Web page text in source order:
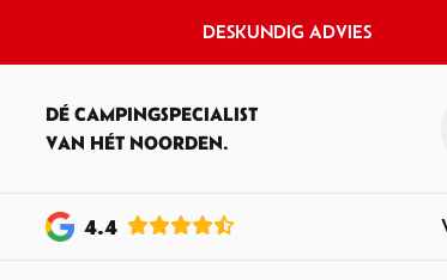
DESKUNDIG ADVIES
DÉ CAMPINGSPECIALIST
VAN HÉT NOORDEN.
4.4